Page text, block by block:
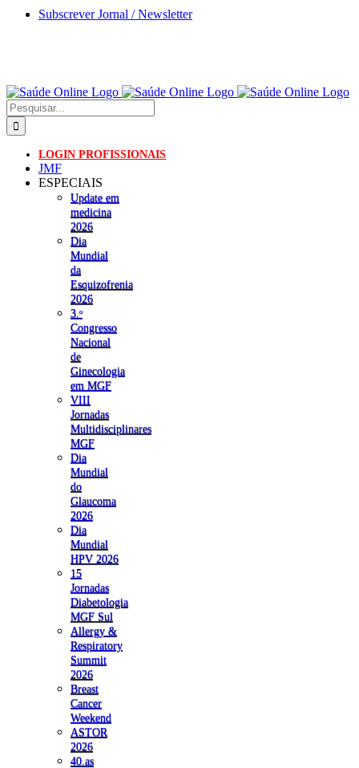
Skip
Subscrever Jornal / Newsletter
Pesquisar
LOGIN PROFISSIONAIS
JMF
ESPECIAIS
Update em
medicina
2026
Dia
Mundial
da
Esquizofrenia
2026
3.ᵒ
Congresso
Nacional
de
Ginecologia
em MGF
VIII
Jornadas
Multidisciplinares
MGF
Dia
Mundial
do
Glaucoma
2026
Dia
Mundial
HPV 2026
15
Jornadas
Diabetologia
MGF Sul
Allergy &
Respiratory
Summit
2026
Breast
Cancer
Weekend
ASTOR
2026
40.as